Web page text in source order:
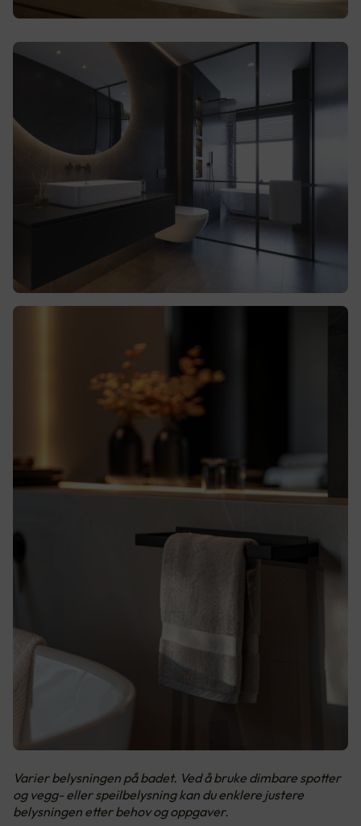
Varier belysningen på badet. Ved å bruke dimbare spotter
og vegg- eller speilbelysning kan du enklere justere
belysningen etter behov og oppgaver.